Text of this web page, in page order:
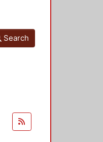
Search